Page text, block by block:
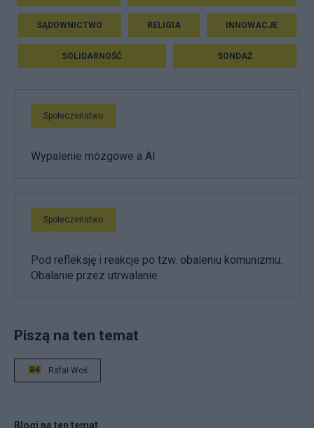
SĄDOWNICTWO RELIGIA INNOWACJE
SOLIDARNOŚĆ SONDAŻ
Społeczeństwo
Wypalenie mózgowe a AI
Społeczeństwo
Pod refleksję i reakcje po tzw. obaleniu komunizmu.
Obalanie przez utrwalanie
Piszą na ten temat
Rafał Woś
Blogi na ten temat